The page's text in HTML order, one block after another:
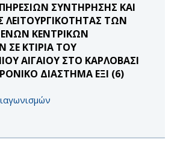
ΣΥΝΤΗΡΗΣΗΣ ΚΑΙ
ΛΕΙΤΟΥΡΓΙΚΟΤΗΤΑΣ ΤΩΝ
ΚΕΝΤΡΙΚΩΝ
ΚΤΙΡΙΑ ΤΟΥ
ΑΙΓΑΙΟΥ ΣΤΟ ΚΑΡΛΟΒΑΣΙ
ΔΙΑΣΤΗΜΑ ΕΞΙ (6)